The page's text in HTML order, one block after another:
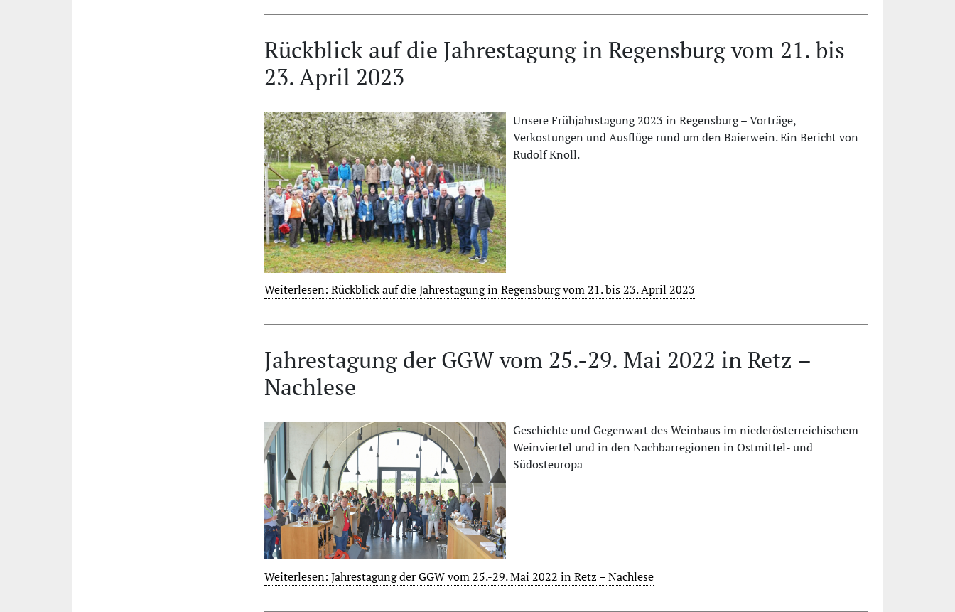
Rückblick auf die Jahrestagung in Regensburg vom 21. bis
23. April 2023
Unsere Frühjahrstagung 2023 in Regensburg – Vorträge,
Verkostungen und Ausflüge rund um den Baierwein. Ein Bericht von
Rudolf Knoll.
Weiterlesen: Rückblick auf die Jahrestagung in Regensburg vom 21. bis 23. April 2023
Jahrestagung der GGW vom 25.-29. Mai 2022 in Retz –
Nachlese
Geschichte und Gegenwart des Weinbaus im niederösterreichischem
Weinviertel und in den Nachbarregionen in Ostmittel- und
Südosteuropa
Weiterlesen: Jahrestagung der GGW vom 25.-29. Mai 2022 in Retz – Nachlese